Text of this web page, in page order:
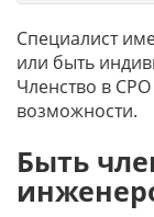
Специалист
или быть
Членство в
возможности.
Быть